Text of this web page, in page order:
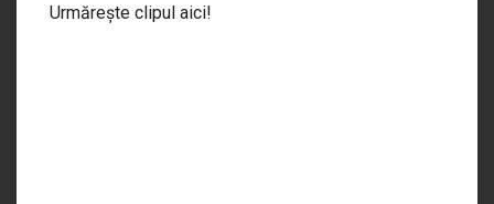
Urmărește clipul aici!